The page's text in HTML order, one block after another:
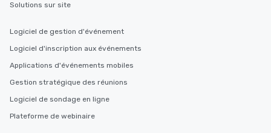
Solutions sur site
Logiciel de gestion d'événement
Logiciel d'inscription aux événements
Applications d'événements mobiles
Gestion stratégique des réunions
Logiciel de sondage en ligne
Plateforme de webinaire